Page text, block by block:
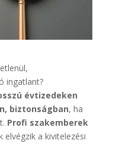
ingatlant?
évtizedeken
biztonságban, ha
Profi szakemberek
elvégzik a kivitelezési